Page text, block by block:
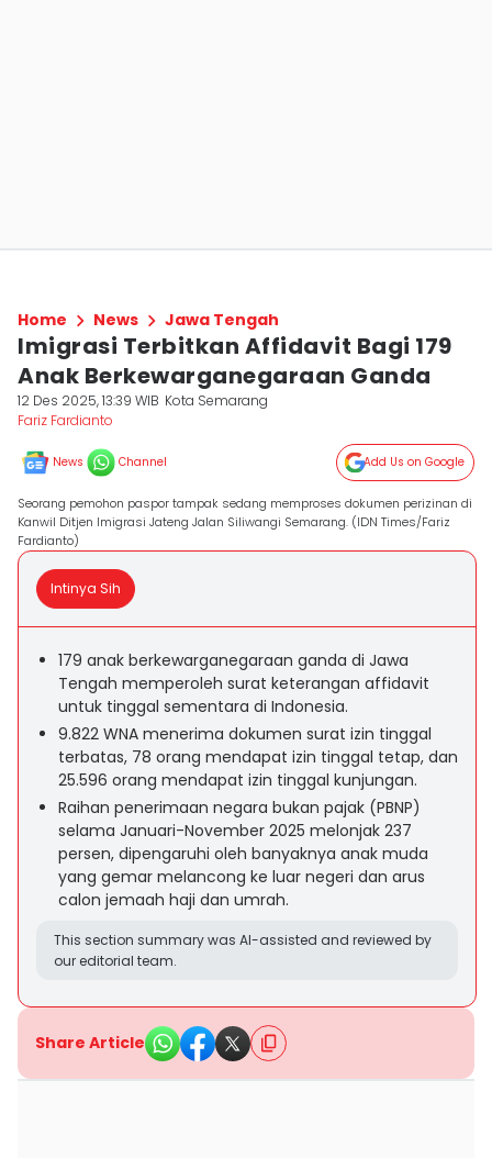
Home News Jawa Tengah
Imigrasi Terbitkan Affidavit Bagi 179
Anak Berkewarganegaraan Ganda
12 Des 2025, 13:39 WIB Kota Semarang
Fariz Fardianto
News Channel Add Us on Google
Seorang pemohon paspor tampak sedang memproses dokumen perizinan di
Kanwil Ditjen Imigrasi Jateng Jalan Siliwangi Semarang. (IDN Times/Fariz
Fardianto)
Intinya Sih
179 anak berkewarganegaraan ganda di Jawa
Tengah memperoleh surat keterangan affidavit
untuk tinggal sementara di Indonesia.
9.822 WNA menerima dokumen surat izin tinggal
terbatas, 78 orang mendapat izin tinggal tetap, dan
25.596 orang mendapat izin tinggal kunjungan.
Raihan penerimaan negara bukan pajak (PBNP)
selama Januari-November 2025 melonjak 237
persen, dipengaruhi oleh banyaknya anak muda
yang gemar melancong ke luar negeri dan arus
calon jemaah haji dan umrah.
This section summary was AI-assisted and reviewed by
our editorial team.
Share Article